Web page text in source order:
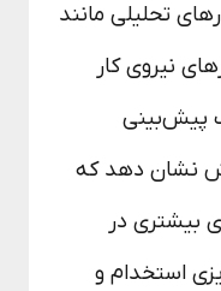
تحلیلی مانند
نیروی کار
پیش‌بینی
نشان دهد که
بیشتری در
استخدام و